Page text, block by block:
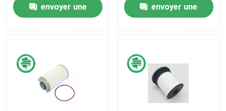
Contactez-nous
Filtres à air de moteur de véhicule
Filtres à air des véhicules à moteur de cabine
envoyer une
envoyer une